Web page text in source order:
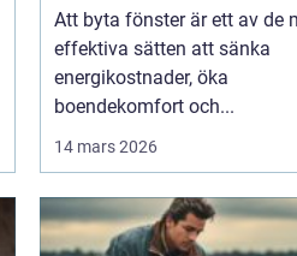
Att byta fönster är ett av de
effektiva sätten att sänka
energikostnader, öka
boendekomfort och...
14 mars 2026